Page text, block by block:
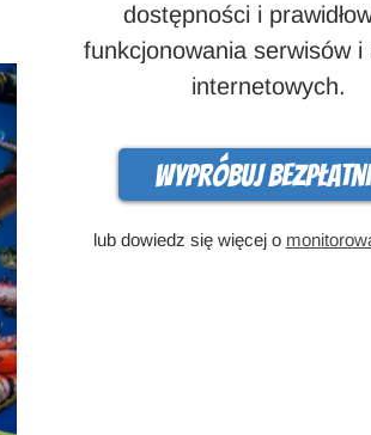
dostępności i
funkcjonowania serwisów i
internetowych.
Wypróbuj
lub dowiedz się więcej o